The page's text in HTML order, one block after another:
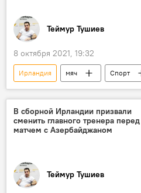
Теймур Тушиев
8 октября 2021, 19:32
Ирландия мяч Спорт
температура
Сборная
Чемпионат мира
футболисты
В сборной Ирландии призвали
сменить главного тренера перед
матчем с Азербайджаном
Теймур Тушиев